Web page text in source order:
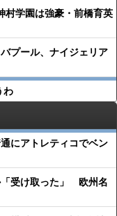
村学園は強豪・前橋育英
プール、ナイジェリア
わ
にアトレティコでベン
「受け取った」 欧州名